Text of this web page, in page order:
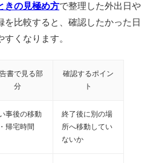
きの見極め方で整理した外出日や
比較すると、確認したかった日
くなります。
書で見る部
分
確認するポイン
ト
事後の移動
帰宅時間
終了後に別の場
所へ移動してい
ないか